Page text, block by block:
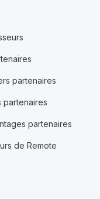
partenaires
partenaires
partenaires
de Remote